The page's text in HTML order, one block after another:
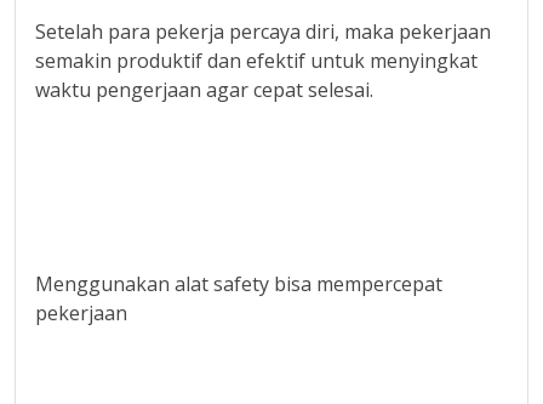
Setelah para pekerja percaya diri, maka pekerjaan
semakin produktif dan efektif untuk menyingkat
waktu pengerjaan agar cepat selesai.
Menggunakan alat safety bisa mempercepat
pekerjaan